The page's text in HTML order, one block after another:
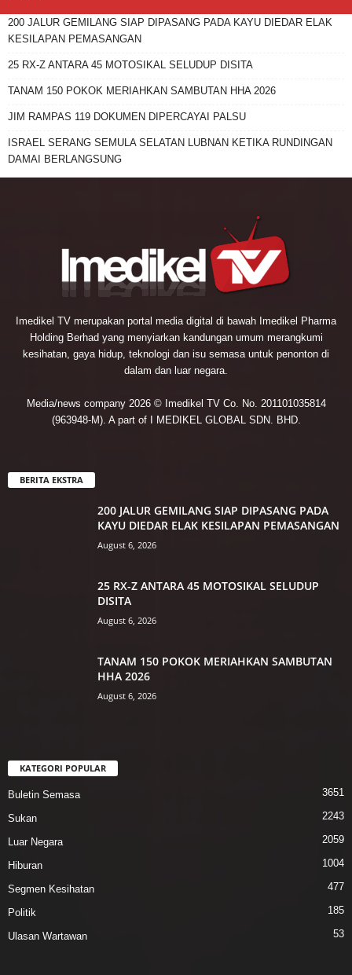
200 JALUR GEMILANG SIAP DIPASANG PADA KAYU DIEDAR ELAK
KESILAPAN PEMASANGAN
25 RX-Z ANTARA 45 MOTOSIKAL SELUDUP DISITA
TANAM 150 POKOK MERIAHKAN SAMBUTAN HHA 2026
JIM RAMPAS 119 DOKUMEN DIPERCAYAI PALSU
ISRAEL SERANG SEMULA SELATAN LUBNAN KETIKA RUNDINGAN
DAMAI BERLANGSUNG
Imedikel TV merupakan portal media digital di bawah Imedikel Pharma
Holding Berhad yang menyiarkan kandungan umum merangkumi
kesihatan, gaya hidup, teknologi dan isu semasa untuk penonton di
dalam dan luar negara.
Media/news company 2026 © Imedikel TV Co. No. 201101035814
(963948-M). A part of I MEDIKEL GLOBAL SDN. BHD.
BERITA EKSTRA
200 JALUR GEMILANG SIAP DIPASANG PADA
KAYU DIEDAR ELAK KESILAPAN PEMASANGAN
August 6, 2026
25 RX-Z ANTARA 45 MOTOSIKAL SELUDUP
DISITA
August 6, 2026
TANAM 150 POKOK MERIAHKAN SAMBUTAN
HHA 2026
August 6, 2026
KATEGORI POPULAR
Buletin Semasa 3651
Sukan 2243
Luar Negara 2059
Hiburan 1004
Segmen Kesihatan 477
Politik 185
Ulasan Wartawan 53